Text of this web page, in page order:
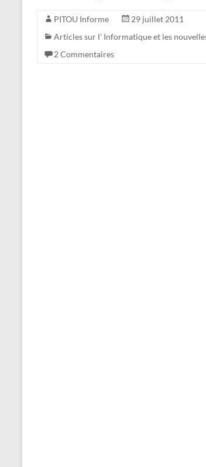
PITOU Informe
29 juillet 2011
Articles sur l' Informatique et les
2 Commentaires